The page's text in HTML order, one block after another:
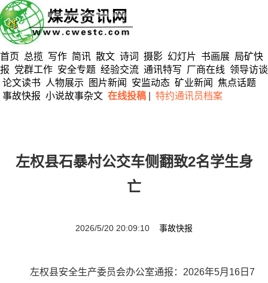
首页 总揽 写作 简讯 散文 诗词 摄影 幻灯片 书画展 局矿快
报 党群工作 安全专题 经验交流 通讯特写 厂商在线 领导访谈
论文读书
人物展示 图片新闻 安监动态 矿业新闻
焦点话题
事故快报 小说故事杂文 在线投稿 特约通讯员档案
左权县石暴村公交车侧翻致2名学生身
亡
2026/5/20 20:09:10 事故快报
左权县安全生产委员会办公室通报：2026年5月16日7